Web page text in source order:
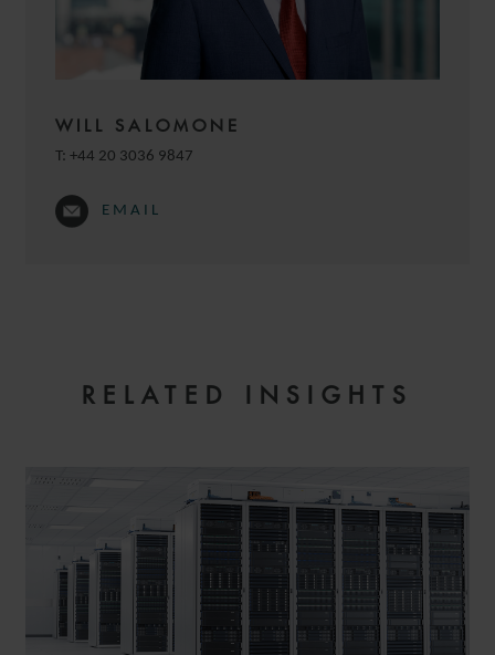
WILL SALOMONE
T: +44 20 3036 9847
EMAIL
PARTNERRELATED INSIGHTS